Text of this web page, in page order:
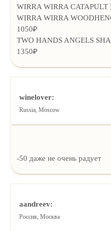
WIRRA WIRRA
WIRRA WIRRA
1050₽
TWO HANDS ANGELS
1350₽
winelover:
Russia, Moscow
-50 даже не очень радует
aandreev:
Россия, Москва